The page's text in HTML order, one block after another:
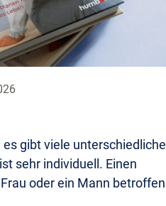
gibt viele unterschiedliche
sehr individuell. Einen
oder ein Mann betroffen